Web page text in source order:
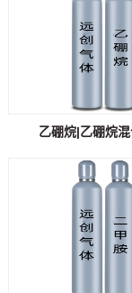
乙硼烷|乙硼烷